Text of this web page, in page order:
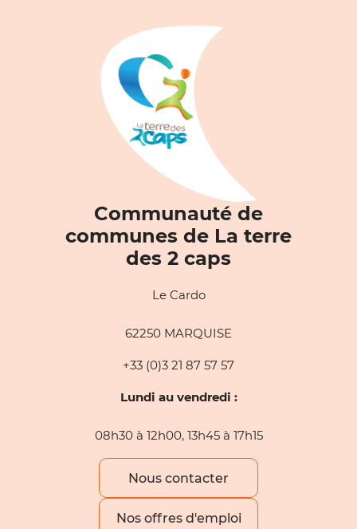
Communauté de
communes de La terre
des 2 caps
Le Cardo
62250 MARQUISE
+33 (0)3 21 87 57 57
Lundi au vendredi :
08h30 à 12h00, 13h45 à 17h15
Nous contacter
Nos offres d'emploi